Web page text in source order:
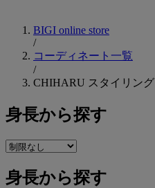
BIGI online store
/
コーディネート一覧
/
CHIHARU スタイリング
身長から探す
身長から探す